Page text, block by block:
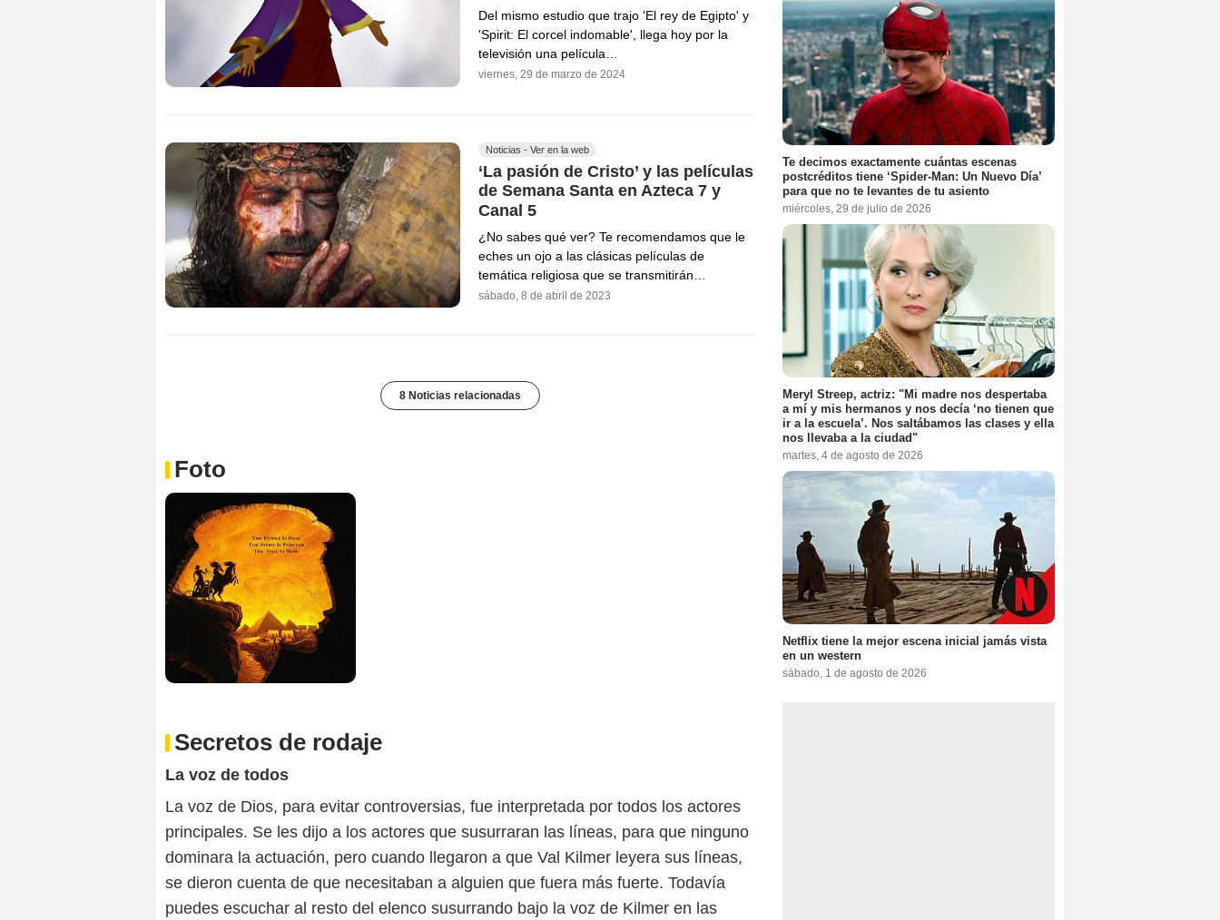
Del mismo estudio que trajo 'El rey de Egipto' y
'Spirit: El corcel indomable', llega hoy por la
televisión una película…
viernes, 29 de marzo de 2024
Noticias - Ver en la web
‘La pasión de Cristo’ y las películas
de Semana Santa en Azteca 7 y
Canal 5
¿No sabes qué ver? Te recomendamos que le
eches un ojo a las clásicas películas de
temática religiosa que se transmitirán…
sábado, 8 de abril de 2023
8 Noticias relacionadas
Foto
Secretos de rodaje
La voz de todos
La voz de Dios, para evitar controversias, fue interpretada por todos los actores
principales. Se les dijo a los actores que susurraran las líneas, para que ninguno
dominara la actuación, pero cuando llegaron a que Val Kilmer leyera sus líneas,
se dieron cuenta de que necesitaban a alguien que fuera más fuerte. Todavía
puedes escuchar al resto del elenco susurrando bajo la voz de Kilmer en las
Te decimos exactamente cuántas escenas
postcréditos tiene ‘Spider-Man: Un Nuevo Día’
para que no te levantes de tu asiento
miércoles, 29 de julio de 2026
Meryl Streep, actriz: "Mi madre nos despertaba
a mí y mis hermanos y nos decía ‘no tienen que
ir a la escuela’. Nos saltábamos las clases y ella
nos llevaba a la ciudad"
martes, 4 de agosto de 2026
Netflix tiene la mejor escena inicial jamás vista
en un western
sábado, 1 de agosto de 2026